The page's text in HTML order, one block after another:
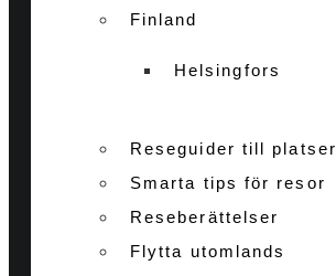
Finland
Helsingfors
Reseguider till platser
Smarta tips för resor
Reseberättelser
Flytta utomlands